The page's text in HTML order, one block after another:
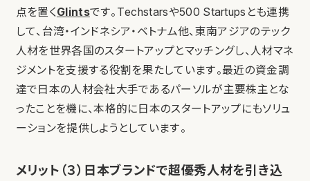
点を置くGlintsです。Techstarsや500 Startupsとも連携
して、台湾・インドネシア・ベトナム他、東南アジアのテック
人材を世界各国のスタートアップとマッチングし、人材マネ
ジメントを支援する役割を果たしています。最近の資金調
達で日本の人材会社大手であるパーソルが主要株主とな
ったことを機に、本格的に日本のスタートアップにもソリュ
ーションを提供しようとしています。
メリット（３）日本ブランドで超優秀人材を引き込